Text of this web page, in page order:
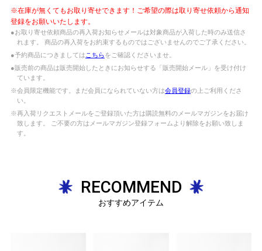
※在庫が無くてもお取り寄せできます！ご希望の際は取り寄せ依頼から通知
登録をお願いいたします。
●お取り寄せ依頼商品の再入荷お知らせメールは対象商品が入荷した時のみ送信さ
れます。 商品の再入荷をお約束するものではございませんのでご了承ください。
●予約商品につきましては こちらをご確認くださいませ。
●販売前の商品は販売開始したときにお知らせする「販売開始メール」を受け付け
ています。
※会員限定機能です。まだ会員になられていない方は会員登録の上ご利用くださ
い。
※再入荷リクエストメールをご登録頂いた方は購読無料のメールマガジンをお届け
致します。 ご不要の方はメールマガジン登録フォームより解除をお願い致しま
す。
RECOMMEND
おすすめアイテム